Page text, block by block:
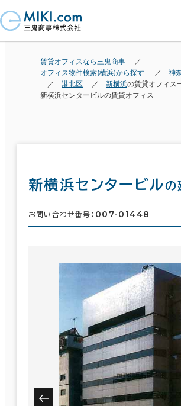
賃貸オフィスなら三鬼商事
オフィス物件検索(横浜)から探す
神
港北区
新横浜の賃貸オフィス
新横浜センタービルの賃貸オフィス
新横浜センタービルの
お問い合わせ番号： 007-01448